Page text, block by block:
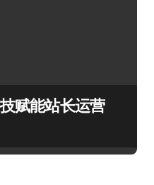
赋能站长运营